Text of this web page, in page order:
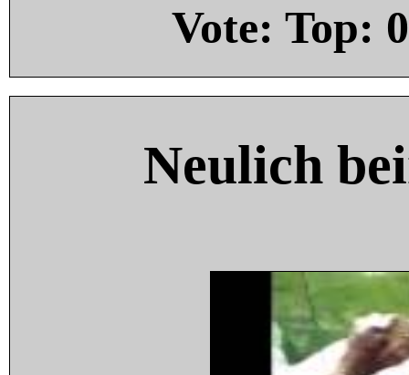
Vote: Top: 0
Neulich